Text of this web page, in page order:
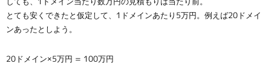
とても安くできたと仮定して、1ドメインあたり5万円。例えば20ドメイ
ンあったとしよう。
20ドメイン×5万円 = 100万円